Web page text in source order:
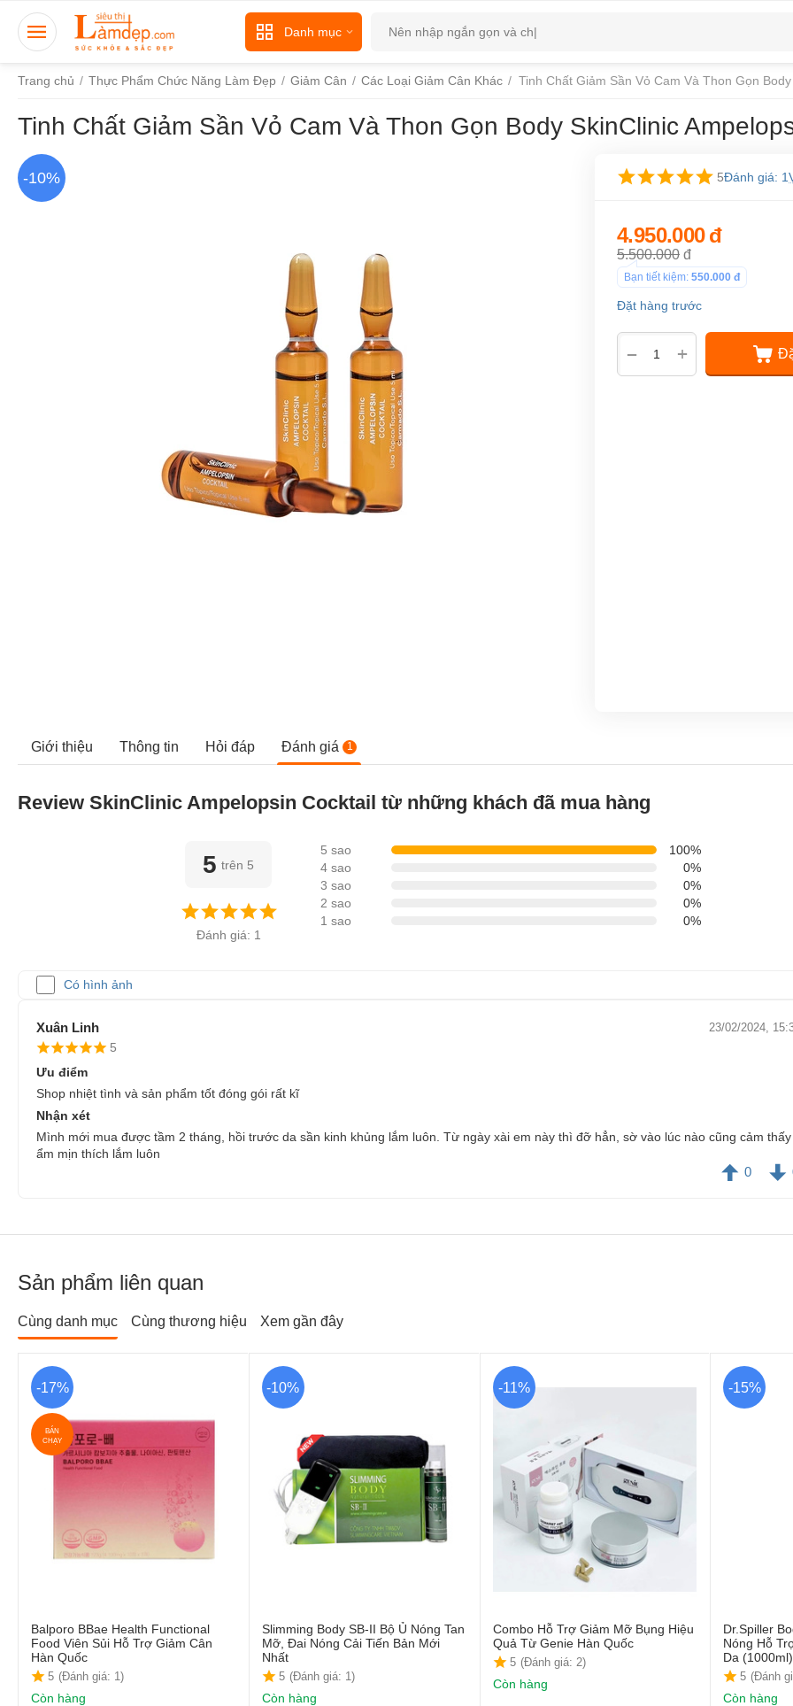
Danh mục
Trang chủ / Thực Phẩm Chức Năng Làm Đẹp / Giảm Cân / Các Loại Giảm Cân Khác / Tinh Chất Giảm Sần Vỏ Cam Và Thon Gọn
Tinh Chất Giảm Sần Vỏ Cam Và Thon Gọn Body SkinClinic
-10%
5Đánh giá: 1
4.950.000đ
5.500.000 đ
Bạn tiết kiệm: 550.000 đ
Đặt hàng trước
+
−
Giới thiệu Thông tin Hỏi đáp Đánh giá 1
Review SkinClinic Ampelopsin Cocktail từ những khách đã mua hàng
5 trên 5
Đánh giá: 1
5 sao
100%
4 sao
0%
3 sao
0%
2 sao
0%
1 sao
0%
Có hình ảnh
Xuân Linh 23/02/2024,
5
Ưu điểm
Shop nhiệt tình và sản phẩm tốt đóng gói rất kĩ
Nhận xét
Mình mới mua được tầm 2 tháng, hồi trước da sần kinh khủng lắm luôn. Từ ngày xài em này thì đỡ hẳn, sờ vào lúc nào cũng cảm thấy
ẩm mịn thích lắm luôn
0
Sản phẩm liên quan
Cùng danh mục Cùng thương hiệu Xem gần đây
-17%
BÁN
CHẠY
Balporo BBae Health Functional
Food Viên Sủi Hỗ Trợ Giảm Cân
Hàn Quốc
5 (Đánh giá: 1)
Còn hàng
-10%
Slimming Body SB-II Bộ Ủ Nóng Tan
Mỡ, Đai Nóng Cải Tiến Bản Mới
Nhất
5 (Đánh giá: 1)
Còn hàng
-11%
Combo Hỗ Trợ Giảm Mỡ Bụng Hiệu
Quả Từ Genie Hàn Quốc
5 (Đánh giá: 2)
Còn hàng
-15%
Dr.Spiller
Nóng Hỗ
Da (1000ml)
5 (Đánh
Còn hàng